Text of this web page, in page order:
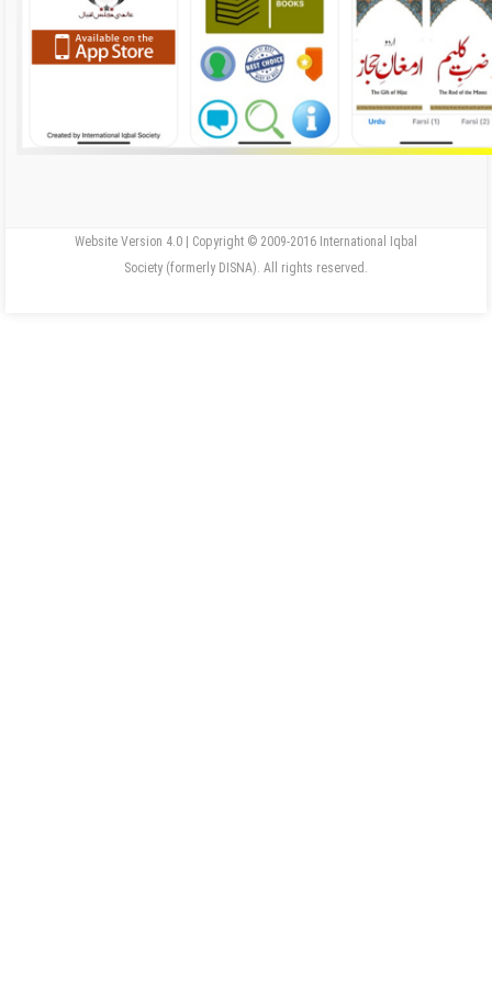
Website Version 4.0 | Copyright © 2009-2016 International Iqbal
Society (formerly DISNA). All rights reserved.